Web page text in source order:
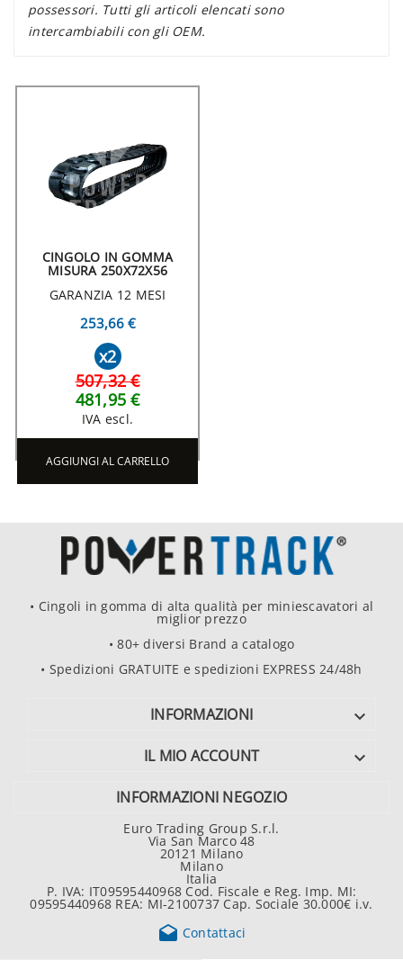
possessori. Tutti gli articoli elencati sono
intercambiabili con gli OEM.
CINGOLO IN GOMMA
MISURA 250X72X56
GARANZIA 12 MESI
253,66 €
x2
507,32 €
481,95 €
IVA escl.
AGGIUNGI AL CARRELLO
• Cingoli in gomma di alta qualità per miniescavatori al
miglior prezzo
• 80+ diversi Brand a catalogo
• Spedizioni GRATUITE e spedizioni EXPRESS 24/48h
INFORMAZIONI 
IL MIO ACCOUNT 
INFORMAZIONI NEGOZIO
Euro Trading Group S.r.l.
Via San Marco 48
20121 Milano
Milano
Italia
P. IVA: IT09595440968 Cod. Fiscale e Reg. Imp. MI:
09595440968 REA: MI-2100737 Cap. Sociale 30.000€ i.v.
 Contattaci